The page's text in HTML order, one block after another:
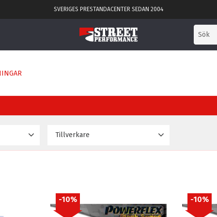
SVERIGES PRESTANDACENTER SEDAN 2004
Tillverkare
10% 10%